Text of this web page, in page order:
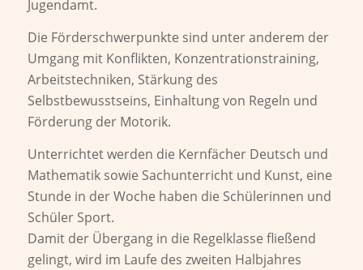
Jugendamt.
Die Förderschwerpunkte sind unter anderem der
Umgang mit Konflikten, Konzentrationstraining,
Arbeitstechniken, Stärkung des
Selbstbewusstseins, Einhaltung von Regeln und
Förderung der Motorik.
Unterrichtet werden die Kernfächer Deutsch und
Mathematik sowie Sachunterricht und Kunst, eine
Stunde in der Woche haben die Schülerinnen und
Schüler Sport.
Damit der Übergang in die Regelklasse fließend
gelingt, wird im Laufe des zweiten Halbjahres